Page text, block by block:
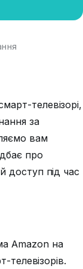
телевізорі,
за
вам
про
доступ під час
Amazon на
телевізорів.